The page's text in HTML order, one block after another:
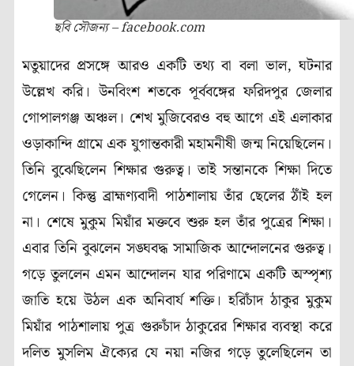
ছবি সৌজন্য – facebook.com
মতুয়াদের প্রসঙ্গে আরও একটি তথ্য বা বলা ভাল, ঘটনার
উল্লেখ করি। উনবিংশ শতকে পূর্ববঙ্গের ফরিদপুর জেলার
গোপালগঞ্জ অঞ্চল। শেখ মুজিবেরও বহু আগে এই এলাকার
ওড়াকান্দি গ্রামে এক যুগান্তকারী মহামনীষী জন্ম নিয়েছিলেন।
তিনি বুঝেছিলেন শিক্ষার গুরুত্ব। তাই সন্তানকে শিক্ষা দিতে
গেলেন। কিন্তু ব্রাহ্মণ্যবাদী পাঠশালায় তাঁর ছেলের ঠাঁই হল
না। শেষে মুকুম মিয়াঁর মক্তবে শুরু হল তাঁর পুত্রের শিক্ষা।
এবার তিনি বুঝলেন সঙ্ঘবদ্ধ সামাজিক আন্দোলনের গুরুত্ব।
গড়ে তুললেন এমন আন্দোলন যার পরিণামে একটি অস্পৃশ্য
জাতি হয়ে উঠল এক অনিবার্য শক্তি। হরিচাঁদ ঠাকুর মুকুম
মিয়াঁর পাঠশালায় পুত্র গুরুচাঁদ ঠাকুরের শিক্ষার ব্যবস্থা করে
দলিত মুসলিম ঐক্যের যে নয়া নজির গড়ে তুলেছিলেন তা